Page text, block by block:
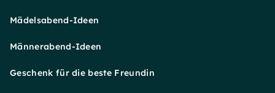
Mädelsabend-Ideen
Männerabend-Ideen
Geschenk für die beste Freundin